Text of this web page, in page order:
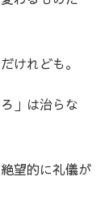
けれども。
」は治らな
望的に礼儀が